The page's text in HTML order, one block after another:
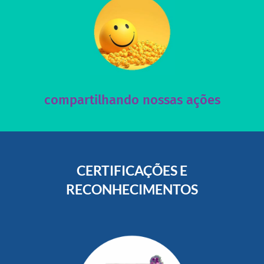
compartilhando nossas ações
Acesse nossas redes sociais e nos ajude compartilhando
nossos posts e nosso site!
acesse nosso instagram
CERTIFICAÇÕES E
RECONHECIMENTOS